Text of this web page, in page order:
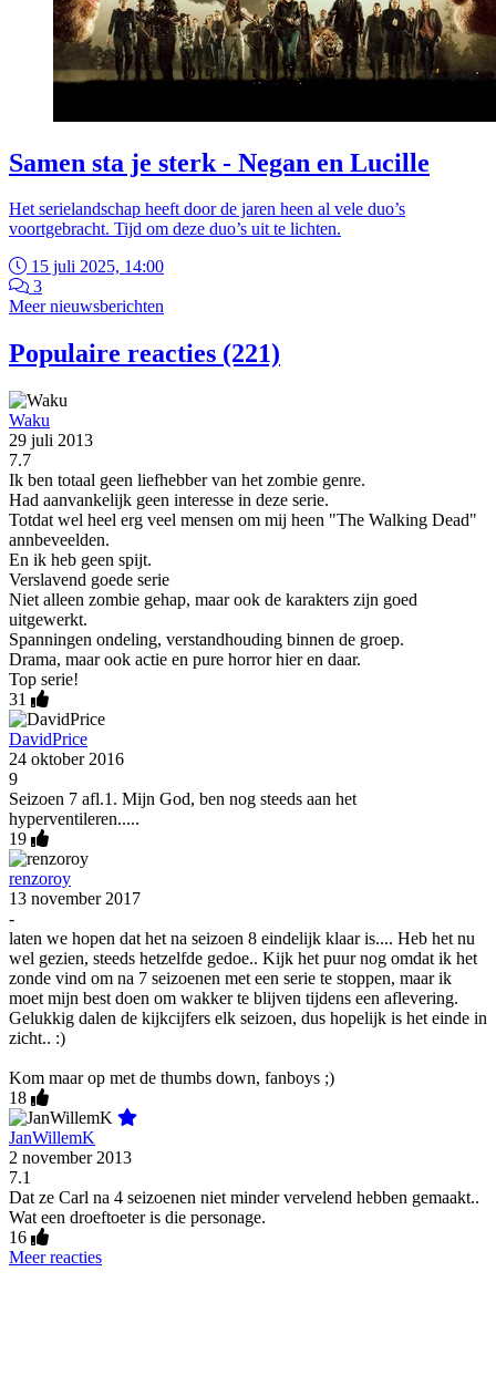
Samen sta je sterk - Negan en Lucille
Het serielandschap heeft door de jaren heen al vele duo’s
voortgebracht. Tijd om deze duo’s uit te lichten.
15 juli 2025, 14:00
3
Meer nieuwsberichten
Populaire reacties (221)
Waku
29 juli 2013
7.7
Ik ben totaal geen liefhebber van het zombie genre.
Had aanvankelijk geen interesse in deze serie.
Totdat wel heel erg veel mensen om mij heen "The Walking Dead"
annbeveelden.
En ik heb geen spijt.
Verslavend goede serie
Niet alleen zombie gehap, maar ook de karakters zijn goed
uitgewerkt.
Spanningen ondeling, verstandhouding binnen de groep.
Drama, maar ook actie en pure horror hier en daar.
Top serie!
31
DavidPrice
24 oktober 2016
9
Seizoen 7 afl.1. Mijn God, ben nog steeds aan het
hyperventileren.....
19
renzoroy
13 november 2017
-
laten we hopen dat het na seizoen 8 eindelijk klaar is.... Heb het nu
wel gezien, steeds hetzelfde gedoe.. Kijk het puur nog omdat ik het
zonde vind om na 7 seizoenen met een serie te stoppen, maar ik
moet mijn best doen om wakker te blijven tijdens een aflevering.
Gelukkig dalen de kijkcijfers elk seizoen, dus hopelijk is het einde in
zicht.. :)
Kom maar op met de thumbs down, fanboys ;)
18
JanWillemK
2 november 2013
7.1
Dat ze Carl na 4 seizoenen niet minder vervelend hebben gemaakt..
Wat een droeftoeter is die personage.
16
Meer reacties